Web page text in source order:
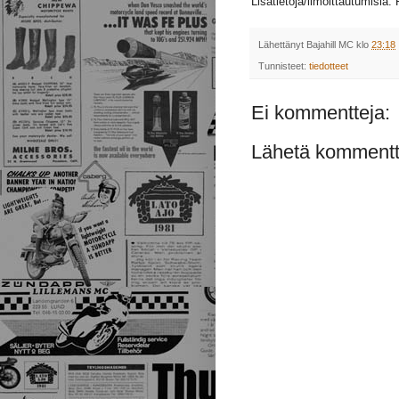
Lähettänyt Bajahill MC klo 23:18
Tunnisteet: tiedotteet
Ei kommentteja:
Lähetä